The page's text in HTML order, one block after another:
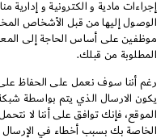
إجراءات مادية و الكترونية و
الوصول إليها من قبل الأشخاص
موظفين على أساس الحاجة إلى
المطلوبة من قبلك.
رغم أننا سوف نعمل على الحفاظ
يكون الارسال الذي يتم بواسطة
الموقع، فإنك توافق على أننا لا
الخاصة بك بسبب أخطاء في الإرسال